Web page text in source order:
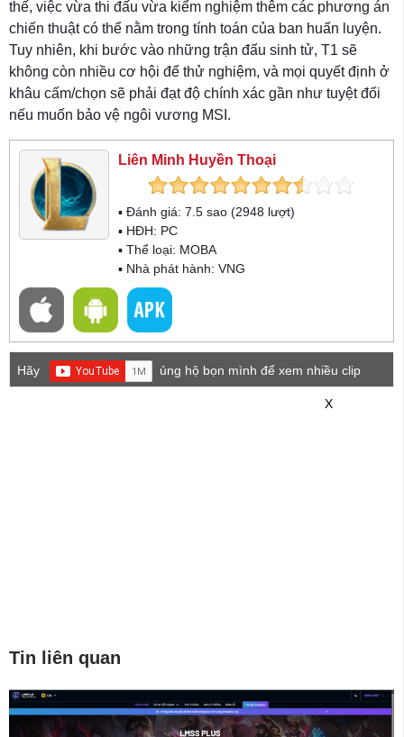
thế, việc vừa thi đấu vừa kiểm nghiệm thêm các phương án
chiến thuật có thể nằm trong tính toán của ban huấn luyện.
Tuy nhiên, khi bước vào những trận đấu sinh tử, T1 sẽ
không còn nhiều cơ hội để thử nghiệm, và mọi quyết định ở
khâu cấm/chọn sẽ phải đạt độ chính xác gần như tuyệt đối
nếu muốn bảo vệ ngôi vương MSI.
Liên Minh Huyền Thoại
▪ Đánh giá: 7.5 sao (2948 lượt)
▪ HĐH: PC
▪ Thể loại: MOBA
▪ Nhà phát hành: VNG
Hãy
ủng hộ bọn mình để xem nhiều clip
X
Tin liên quan